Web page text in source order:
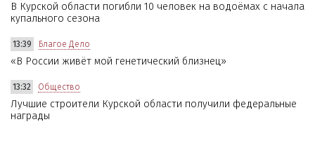
В Курской области погибли 10 человек на водоёмах с начала
купального сезона
13:39 Благое Дело
«В России живёт мой генетический близнец»
13:32 Общество
Лучшие строители Курской области получили федеральные
награды